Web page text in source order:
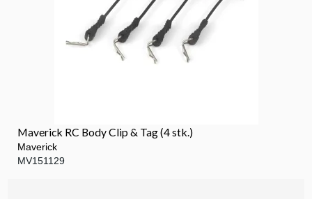
Maverick RC Body Clip & Tag (4 stk.)
Maverick
MV151129